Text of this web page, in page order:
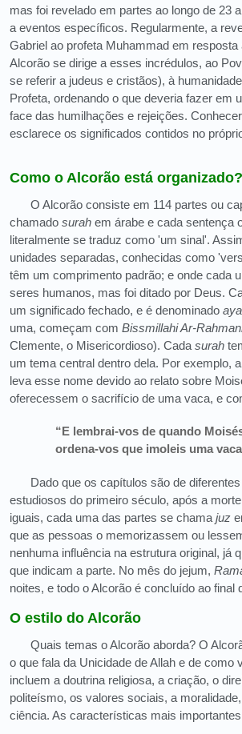
mas foi revelado em partes ao longo de 23
a eventos específicos. Regularmente, a
Gabriel ao profeta Muhammad em
Alcorão se dirige a esses incrédulos, ao
se referir a judeus e cristãos), à
Profeta, ordenando o que deveria fazer em
face das humilhações e rejeições.
esclarece os significados contidos no
Como o Alcorão está organizado?
O Alcorão consiste em 114 partes ou
chamado surah em árabe e cada sentença
literalmente se traduz como 'um sinal'.
unidades separadas, conhecidas como
têm um comprimento padrão; e onde cada
seres humanos, mas foi ditado por Deus.
um significado fechado, e é denominado
uma, começam com Bissmillahi Ar-
Clemente, o Misericordioso). Cada surah
um tema central dentro dela. Por exemplo, a
leva esse nome devido ao relato sobre
oferecessem o sacrifício de uma vaca, e
“E lembrai-vos de quando
ordena-vos que imoleis uma
Dado que os capítulos são de
estudiosos do primeiro século, após a
iguais, cada uma das partes se chama juz
que as pessoas o memorizassem ou
nenhuma influência na estrutura original, já
que indicam a parte. No mês do jejum,
noites, e todo o Alcorão é concluído ao final
O estilo do Alcorão
Quais temas o Alcorão aborda? O
o que fala da Unicidade de Allah e de
incluem a doutrina religiosa, a criação, o
politeísmo, os valores sociais, a
ciência. As características mais